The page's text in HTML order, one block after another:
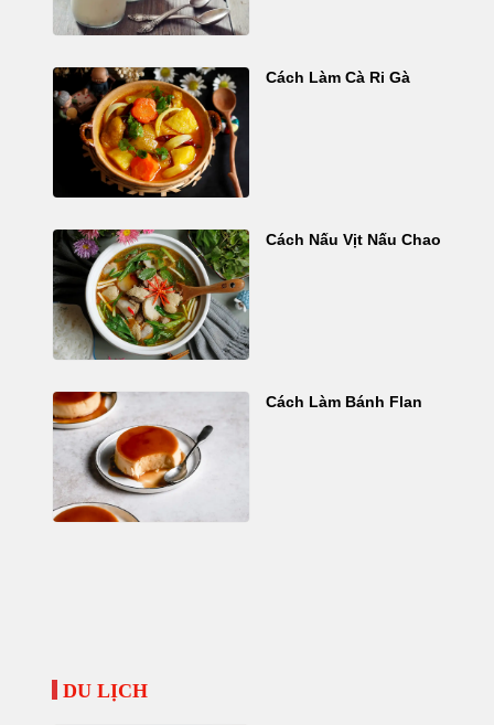
Cách Làm Cà Ri Gà
Cách Nấu Vịt Nấu Chao
Cách Làm Bánh Flan
DU LỊCH